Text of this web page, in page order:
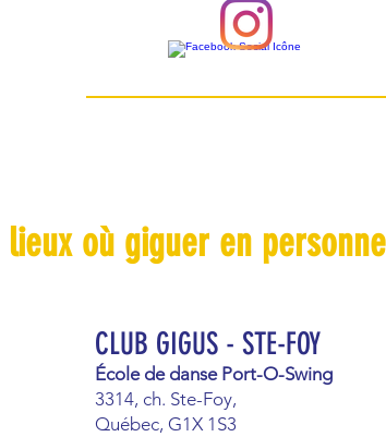
lieux où giguer en
CLUB GIGUS - STE-FOY
École de danse Port-O-Swing
3314, ch. Ste-Foy,
Québec, G1X 1S3